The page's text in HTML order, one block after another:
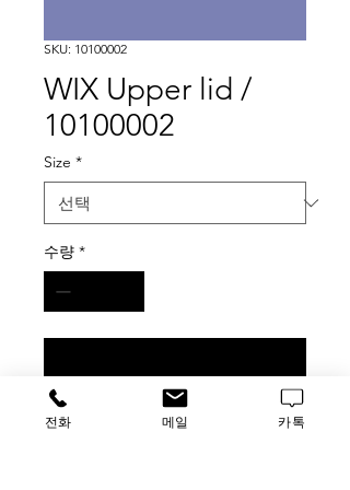
SKU: 10100002
WIX Upper lid /
10100002
Size *
수량 *
WIX Upper lid (1EA)
전화 메일 카톡